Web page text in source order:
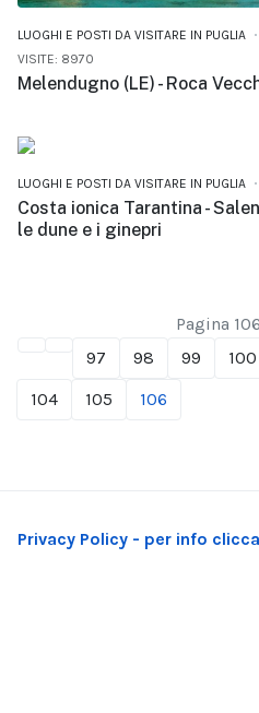
LUOGHI E POSTI DA VISITARE IN PUGLIA
VISITE: 8970
Melendugno (LE) - Roca
LUOGHI E POSTI DA VISITARE IN PUGLIA
Costa ionica Tarantina -
le dune e i ginepri
97 98 99 100
104
105 106
Pagina
Privacy Policy - per info